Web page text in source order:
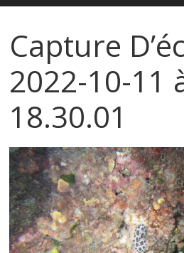
Capture
2022-10-11
18.30.01